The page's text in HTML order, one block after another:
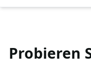
Probieren